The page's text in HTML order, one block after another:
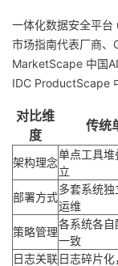
一体化数据安全平台
市场指南代表厂商
MarketScape 中国
IDC ProductScape
对比维
度
传统
架构理念
单点工具堆
立
部署方式
多套系统
运维
策略管理
各系统各
一致
日志关联日志碎片